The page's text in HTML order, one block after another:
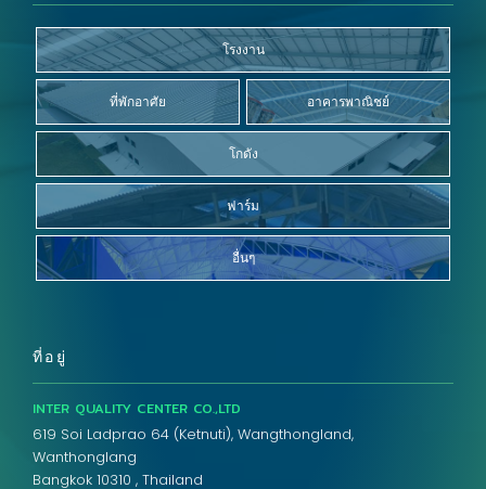
โรงงาน
ที่พักอาศัย อาคารพาณิชย์
โกดัง
ฟาร์ม
อื่นๆ
ที่อยู่
INTER QUALITY CENTER CO.,LTD
619 Soi Ladprao 64 (Ketnuti), Wangthongland,
Wanthonglang
Bangkok 10310 , Thailand